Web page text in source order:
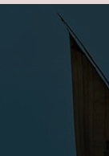
Skip to main content